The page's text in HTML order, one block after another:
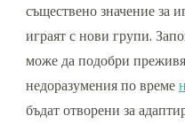
съществено значение за
играят с нови групи.
може да подобри
недоразумения по време
бъдат отворени за